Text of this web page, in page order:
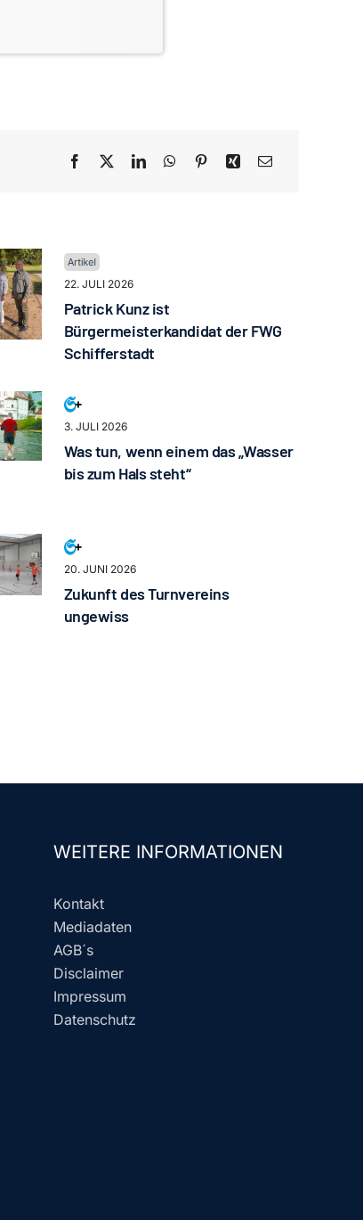
22. JULI 2026
Patrick Kunz ist
Bürgermeisterkandidat der FWG
Schifferstadt
3. JULI 2026
Was tun, wenn einem das „Wasser
bis zum Hals steht“
20. JUNI 2026
Zukunft des Turnvereins
ungewiss
WEITERE INFORMATIONEN
Kontakt
Mediadaten
AGB´s
Disclaimer
Impressum
Datenschutz